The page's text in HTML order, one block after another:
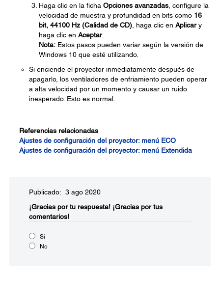
Haga clic en la ficha Opciones avanzadas , configure la
velocidad de muestra y profundidad en bits como 16
bit, 44100 Hz (Calidad de CD) , haga clic en Aplicary
haga clic en Aceptar.
Nota: Estos pasos pueden variar según la versión de
Windows 10 que esté utilizando.
Si enciende el proyector inmediatamente después de
apagarlo, los ventiladores de enfriamiento pueden operar
a alta velocidad por un momento y causar un ruido
inesperado. Esto es normal.
Referencias relacionadas
Ajustes de configuración del proyector: menú ECO
Ajustes de configuración del proyector: menú Extendida
Publicado: 3 ago 2020
¡Gracias por tu respuesta! ¡Gracias por tus
comentarios!
Sí
No